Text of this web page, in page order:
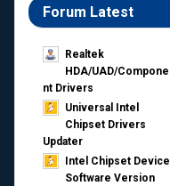
Forum Latest
Realtek
HDA/UAD/Compone
nt Drivers
Universal Intel
Chipset Drivers
Updater​
Intel Chipset Device
Software Version